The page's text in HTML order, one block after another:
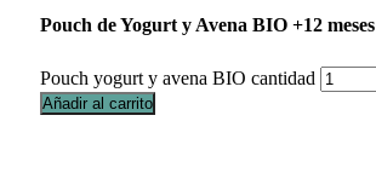
Pouch de Yogurt y Avena BIO +12 meses
Pouch yogurt y avena BIO cantidad
Añadir al carrito